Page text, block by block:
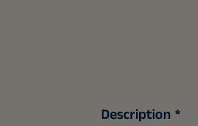
Description